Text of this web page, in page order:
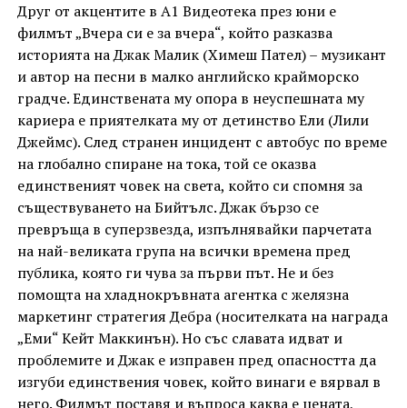
Друг от акцентите в А1 Видеотека през юни е
филмът „Вчера си е за вчера“, който разказва
историята на Джак Малик (Химеш Пател) – музикант
и автор на песни в малко английско крайморско
градче. Единствената му опора в неуспешната му
кариера е приятелката му от детинство Ели (Лили
Джеймс). След странен инцидент с автобус по време
на глобално спиране на тока, той се оказва
единственият човек на света, който си спомня за
съществуването на Бийтълс. Джак бързо се
превръща в суперзвезда, изпълнявайки парчетата
на най-великата група на всички времена пред
публика, която ги чува за първи път. Не и без
помощта на хладнокръвната агентка с желязна
маркетинг стратегия Дебра (носителката на награда
„Еми“ Кейт Маккинън). Но със славата идват и
проблемите и Джак е изправен пред опасността да
изгуби единствения човек, който винаги е вярвал в
него. Филмът поставя и въпроса каква е цената,